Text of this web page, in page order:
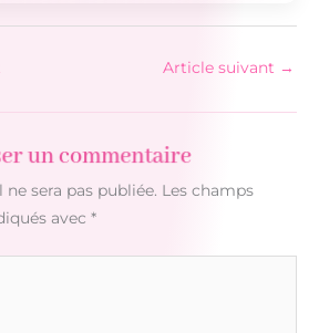
Article suivant →
un commentaire
sera pas publiée. Les champs
avec *